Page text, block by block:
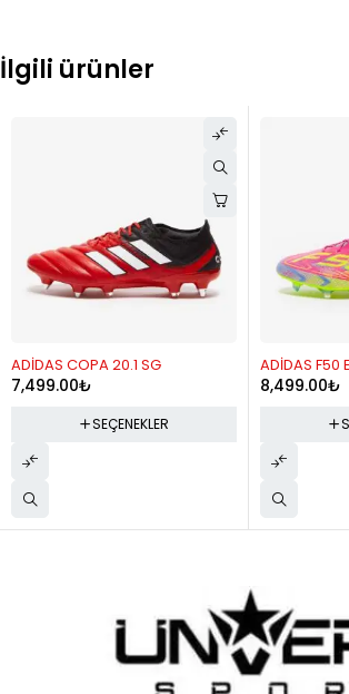
İlgili ürünler
ADİDAS F50 ELİTE FG
8,499.00
SEÇENEKLER